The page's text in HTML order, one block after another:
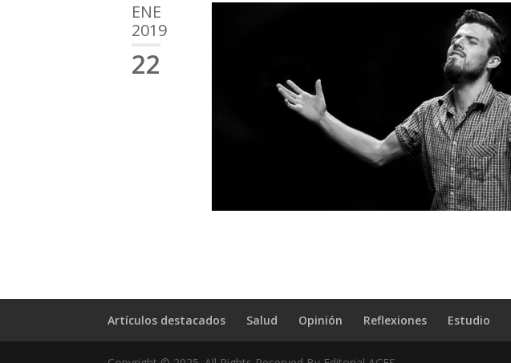
ENE
2019
22
Artículos destacados Salud Opinión Reflexiones Estudio